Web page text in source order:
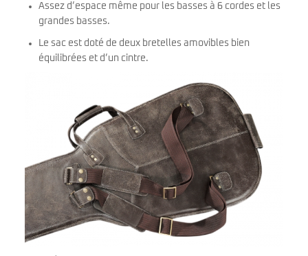
Assez d’espace même pour les basses à 6 cordes et les
grandes basses.
Le sac est doté de deux bretelles amovibles bien
équilibrées et d’un cintre.